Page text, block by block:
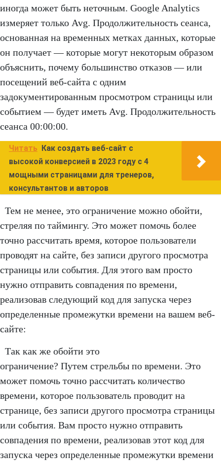
иногда может быть неточным. Google Analytics
измеряет только Avg. Продолжительность сеанса,
основанная на временных метках данных, которые
он получает — которые могут некоторым образом
объяснить, почему большинство отказов — или
посещений веб-сайта с одним
задокументированным просмотром страницы или
событием — будет иметь Avg. Продолжительность
сеанса 00:00:00.
Читать
Как создать веб-сайт с
высокой конверсией в 2023 году с 4
мощными страницами для тренеров,
консультантов и авторов
Тем не менее, это ограничение можно обойти,
стреляя по таймингу. Это может помочь более
точно рассчитать время, которое пользователи
проводят на сайте, без записи другого просмотра
страницы или события. Для этого вам просто
нужно отправить совпадения по времени,
реализовав следующий код для запуска через
определенные промежутки времени на вашем веб-
сайте:
Так как же обойти это
ограничение? Путем стрельбы по времени. Это
может помочь точно рассчитать количество
времени, которое пользователь проводит на
странице, без записи другого просмотра страницы
или события. Вам просто нужно отправить
совпадения по времени, реализовав этот код для
запуска через определенные промежутки времени